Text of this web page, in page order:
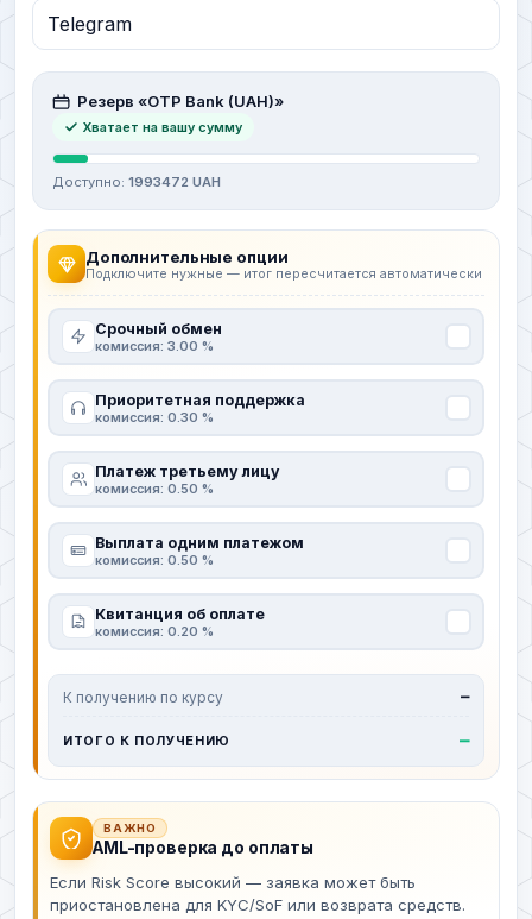
Резерв «OTP Bank (UAH)»
Хватает на вашу сумму
Доступно: 1993472 UAH
Дополнительные опции
Подключите нужные — итог пересчитается автоматически
Срочный обмен
комиссия: 3.00 %
Приоритетная поддержка
комиссия: 0.30 %
Платеж третьему лицу
комиссия: 0.50 %
Выплата одним платежом
комиссия: 0.50 %
Квитанция об оплате
комиссия: 0.20 %
К получению по курсу —
ИТОГО К ПОЛУЧЕНИЮ —
ВАЖНО
AML-проверка до оплаты
Если Risk Score высокий — заявка может быть
приостановлена для KYC/SoF или возврата средств.